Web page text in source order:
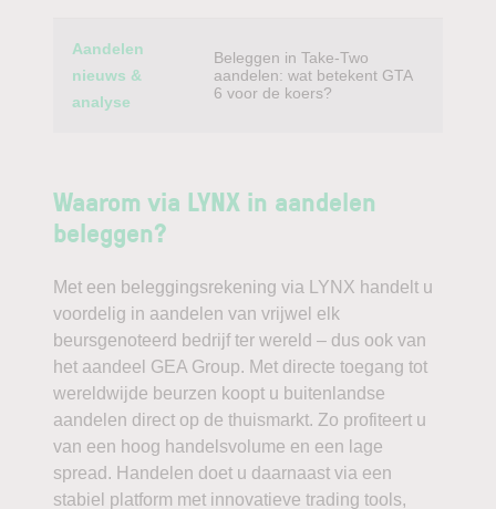
Aandelen
nieuws &
analyse
Beleggen in Take-Two
aandelen: wat betekent GTA
6 voor de koers?
Waarom via LYNX in aandelen
beleggen?
Met een beleggingsrekening via LYNX handelt u
voordelig in aandelen van vrijwel elk
beursgenoteerd bedrijf ter wereld – dus ook van
het aandeel GEA Group. Met directe toegang tot
wereldwijde beurzen koopt u buitenlandse
aandelen direct op de thuismarkt. Zo profiteert u
van een hoog handelsvolume en een lage
spread. Handelen doet u daarnaast via een
stabiel platform met innovatieve trading tools,